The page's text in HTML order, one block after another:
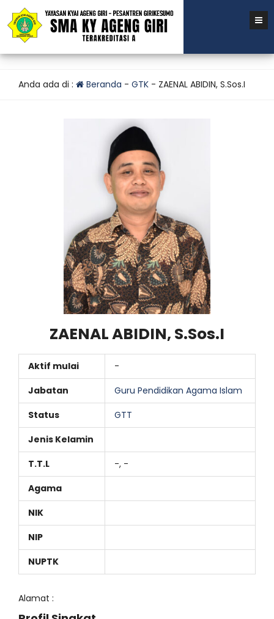
Anda ada di : Beranda - GTK - ZAENAL ABIDIN, S.Sos.I
ZAENAL ABIDIN, S.Sos.I
Aktif mulai
-
Jabatan
Guru Pendidikan Agama Islam
Status
GTT
Jenis Kelamin
T.T.L
-, -
Agama
NIK
NIP
NUPTK
Alamat :